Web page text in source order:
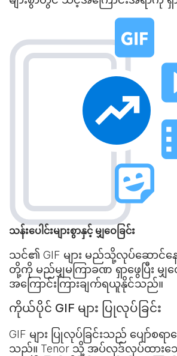
သန်းပေါင်းများစွာနှင့် မျှဝေခြင်း
သင်၏ GIF များ မည်သို့လုပ်ဆောင်နေ
တို့ကို မည်မျှမကြာခဏ ရှာဖွေပြီး မျှ
အကြောင်းကြားချက်ရယူနိုင်သည်။
ကိုယ်ပိုင် GIF များ ပြုလုပ်ခြင်း
GIF များ ပြုလုပ်ခြင်းသည် ပျော်စရ
သည်။ Tenor သို့ အပ်လုဒ်လုပ်ထားသေ